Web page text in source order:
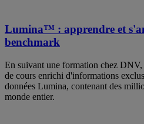
Lumina™ : apprendre et
benchmark
En suivant une formation chez DNV,
de cours enrichi d'informations
données Lumina, contenant des
monde entier.